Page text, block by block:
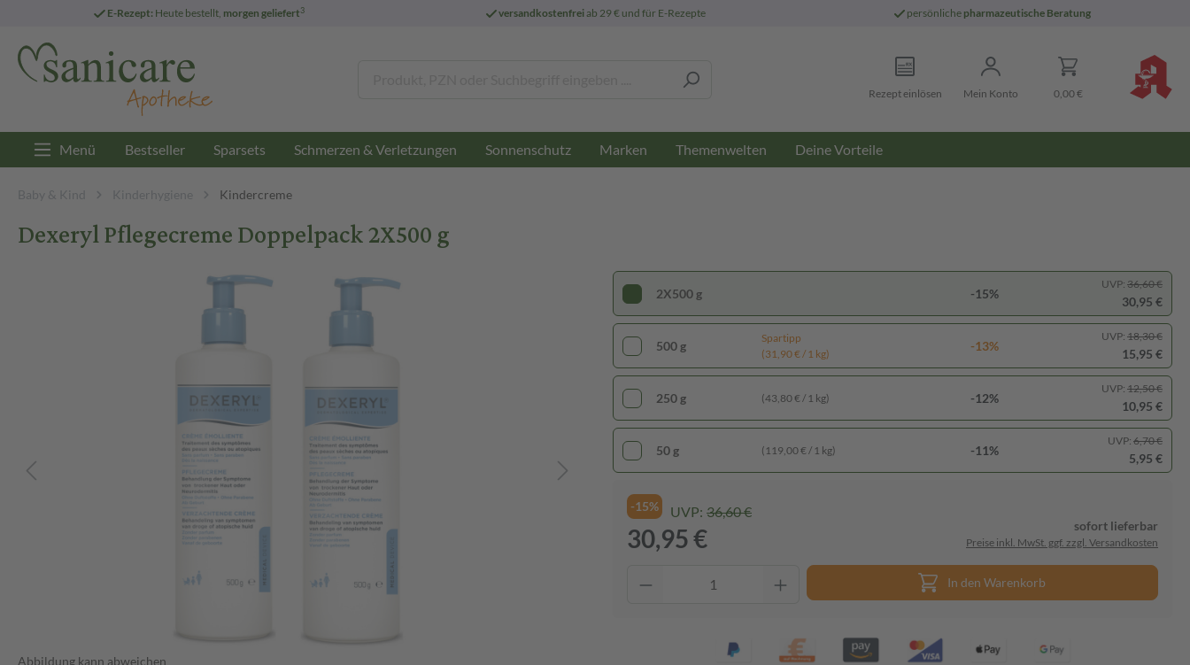
E-Rezept: Heute bestellt, morgen geliefert3 versandkostenfreiab 29 € und für E-Rezepte persönliche pharmazeutische Beratung
Rezept einlösen Mein Konto 0,00 €
Menü Bestseller Sparsets Schmerzen & Verletzungen Sonnenschutz Marken Themenwelten Deine Vorteile
Baby & Kind Kinderhygiene Kindercreme
Dexeryl Pflegecreme Doppelpack 2X500 g
Abbildung kann abweichen
2X500 g -15%
UVP: 36,60 €
30,95 €
500 g
Spartipp
(31,90 € / 1 kg)
-13%
UVP: 18,30 €
15,95 €
250 g (43,80 € / 1 kg) -12%
UVP: 12,50 €
10,95 €
50 g (119,00 € / 1 kg) -11%
UVP: 6,70 €
5,95 €
-15% UVP: 36,60 €
30,95 € sofort lieferbar
Preise inkl. MwSt. ggf. zzgl. Versandkosten
In den Warenkorb